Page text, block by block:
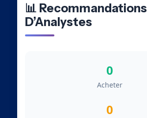
📊 Recommandations
D’Analystes
0
Acheter
0